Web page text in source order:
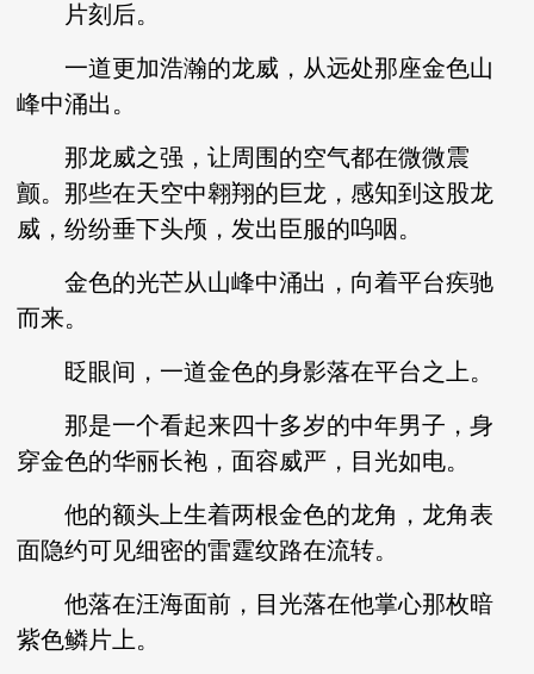
片刻后。
一道更加浩瀚的龙威，从远处那座金色山
峰中涌出。
那龙威之强，让周围的空气都在微微震
颤。那些在天空中翱翔的巨龙，感知到这股龙
威，纷纷垂下头颅，发出臣服的呜咽。
金色的光芒从山峰中涌出，向着平台疾驰
而来。
眨眼间，一道金色的身影落在平台之上。
那是一个看起来四十多岁的中年男子，身
穿金色的华丽长袍，面容威严，目光如电。
他的额头上生着两根金色的龙角，龙角表
面隐约可见细密的雷霆纹路在流转。
他落在汪海面前，目光落在他掌心那枚暗
紫色鳞片上。